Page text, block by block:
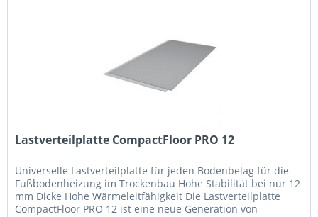
Lastverteilplatte CompactFloor PRO 12
Universelle Lastverteilplatte für jeden Bodenbelag für die
Fußbodenheizung im Trockenbau Hohe Stabilität bei nur 12
mm Dicke Hohe Wärmeleitfähigkeit Die Lastverteilplatte
CompactFloor PRO 12 ist eine neue Generation von